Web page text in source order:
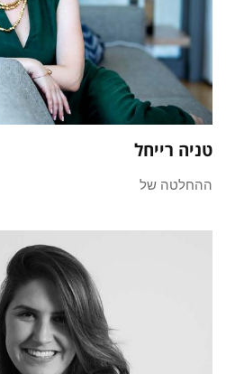
טניה רייחל
ההחלטה של